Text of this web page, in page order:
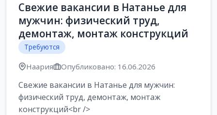
Свежие вакансии в Натанье для
мужчин: физический труд,
демонтаж, монтаж конструкций
Требуются
Наария Опубликовано: 16.06.2026
Свежие вакансии в Натанье для мужчин:
физический труд, демонтаж, монтаж
конструкций<br />